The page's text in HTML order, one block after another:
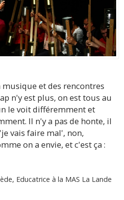
musique et des rencontres
n'y est plus, on est tous au
le voit différemment et
Il n'y a pas de honte, il
vais faire mal', non,
on a envie, et c'est ça :
Educatrice à la MAS La Lande